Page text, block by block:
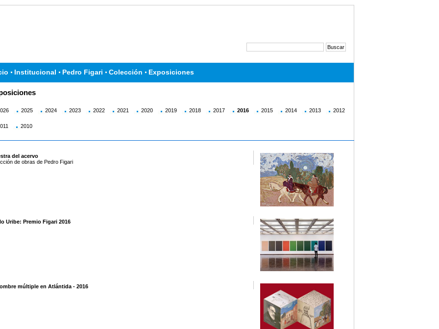
Institucional Pedro Figari Colección Exposiciones
2025 2024 2023 2022 2021 2020 2019 2018 2017 2016 2015 2014 2013 2012
2010
del acervo
de obras de Pedro Figari
Uribe: Premio Figari 2016
múltiple en Atlántida - 2016